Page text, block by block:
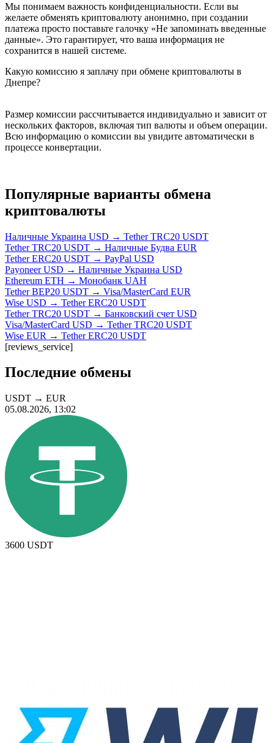
Мы понимаем важность конфиденциальности. Если вы
желаете обменять криптовалюту анонимно, при создании
платежа просто поставьте галочку «Не запоминать введенные
данные». Это гарантирует, что ваша информация не
сохранится в нашей системе.
Какую комиссию я заплачу при обмене криптовалюты в
Днепре?
Размер комиссии рассчитывается индивидуально и зависит от
нескольких факторов, включая тип валюты и объем операции.
Всю информацию о комиссии вы увидите автоматически в
процессе конвертации.
Популярные варианты обмена
криптовалюты
Наличные Украина USD → Tether TRC20 USDT
Tether TRC20 USDT → Наличные Будва EUR
Tether ERC20 USDT → PayPal USD
Payoneer USD → Наличные Украина USD
Ethereum ETH → Монобанк UAH
Tether BEP20 USDT → Visa/MasterCard EUR
Wise USD → Tether ERC20 USDT
Tether TRC20 USDT → Банковский счет USD
Visa/MasterCard USD → Tether TRC20 USDT
Wise EUR → Tether ERC20 USDT
[reviews_service]
Последние обмены
USDT → EUR
05.08.2026, 13:02
3600 USDT